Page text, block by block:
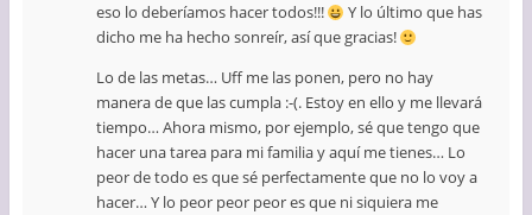
eso lo deberíamos hacer todos!!!
Y lo último que has
dicho me ha hecho sonreír, así que gracias!
Lo de las metas… Uff me las ponen, pero no hay
manera de que las cumpla :-(. Estoy en ello y me llevará
tiempo… Ahora mismo, por ejemplo, sé que tengo que
hacer una tarea para mi familia y aquí me tienes… Lo
peor de todo es que sé perfectamente que no lo voy a
hacer… Y lo peor peor peor es que ni siquiera me